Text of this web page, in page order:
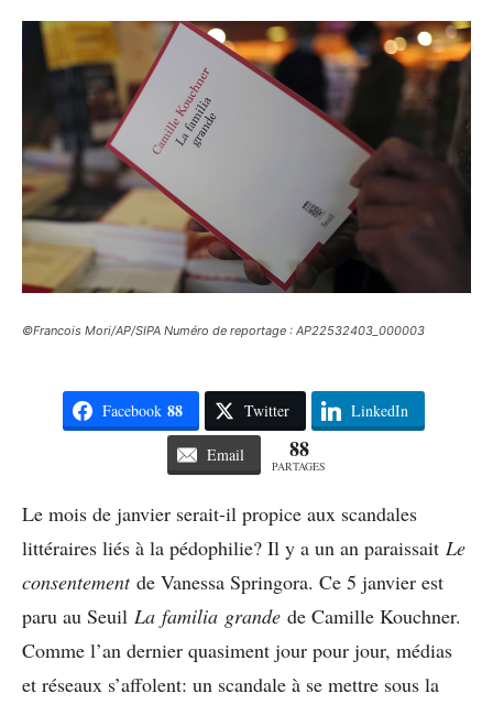
©Francois Mori/AP/SIPA Numéro de reportage : AP22532403_000003
Facebook 88 Twitter LinkedIn
Email 88
PARTAGES
Le mois de janvier serait-il propice aux scandales
littéraires liés à la pédophilie? Il y a un an paraissait Le
consentementde Vanessa Springora. Ce 5 janvier est
paru au Seuil La familia grande de Camille Kouchner.
Comme l’an dernier quasiment jour pour jour, médias
et réseaux s’affolent: un scandale à se mettre sous la